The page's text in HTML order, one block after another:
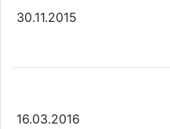
30.11.2015
16.03.2016